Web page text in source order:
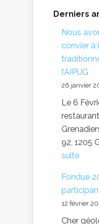
Derniers
Nous
convier à
l’AIPUG
26 janvier
Le 6
92, 1205
suite:
le
de
Fondue
12 février
Cher